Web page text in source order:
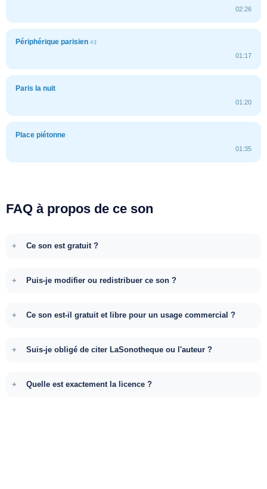
02:26
Périphérique parisien #1
01:17
Paris la nuit
01:20
Place piétonne
01:35
FAQ à propos de ce son
Ce son est gratuit ?
Puis-je modifier ou redistribuer ce son ?
Ce son est-il gratuit et libre pour un usage commercial ?
Suis-je obligé de citer LaSonotheque ou l'auteur ?
Quelle est exactement la licence ?